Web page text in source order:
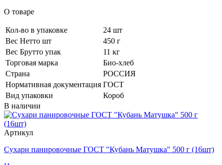
О товаре
Кол-во в упаковке
24 шт
Вес Нетто шт
450 г
Вес Брутто упак
11 кг
Торговая марка
Био-хлеб
Страна
РОССИЯ
Нормативная документация ГОСТ
Вид упаковки
Короб
В наличии
Артикул
Сухари панировочные ГОСТ "Кубань Матушка" 500 г (16шт)